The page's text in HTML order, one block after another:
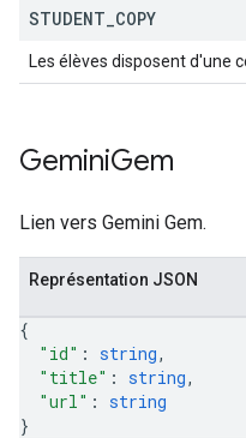
STUDENT COPY
Les élèves disposent d'une
GeminiGem
Lien vers Gemini Gem.
Représentation JSON
{
"id" : string,
"title" : string,
"url" : string
}